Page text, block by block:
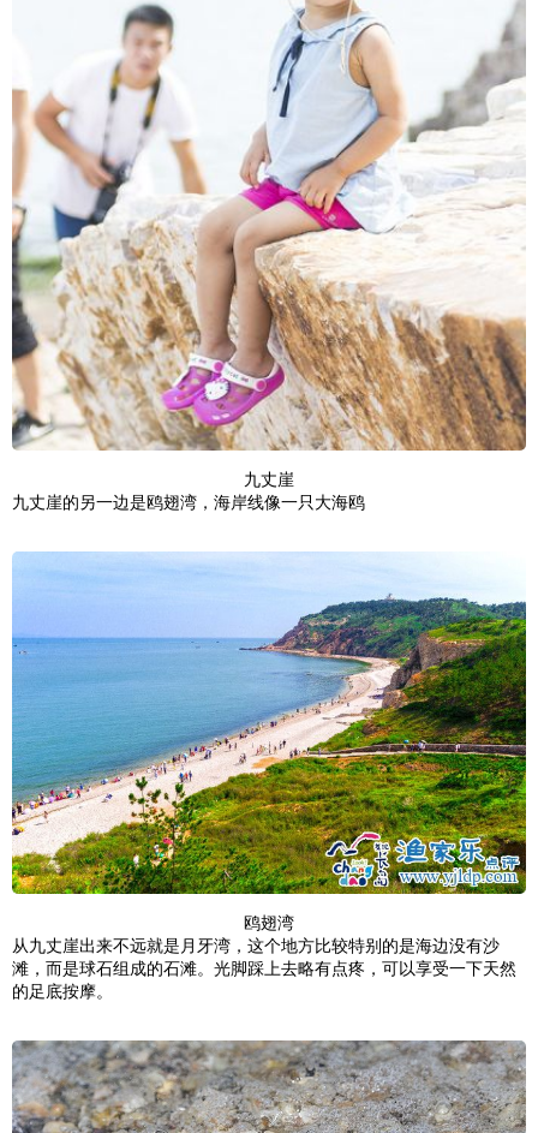
九丈崖
九丈崖的另一边是鸥翅湾，海岸线像一只大海鸥
鸥翅湾
从九丈崖出来不远就是月牙湾，这个地方比较特别的是海边没有沙
滩，而是球石组成的石滩。光脚踩上去略有点疼，可以享受一下天然
的足底按摩。